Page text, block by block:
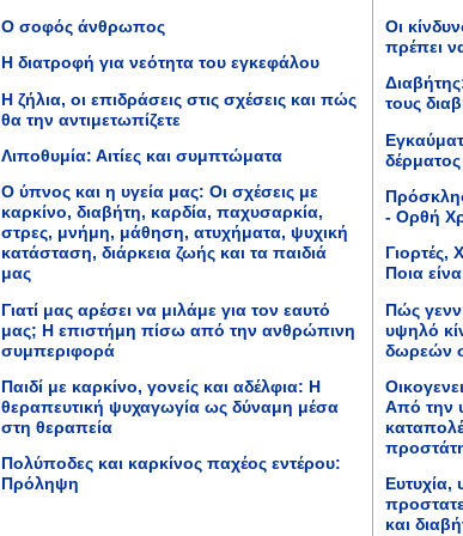
Ο σοφός άνθρωπος
Η διατροφή για νεότητα του εγκεφάλου
Η ζήλια, οι επιδράσεις στις σχέσεις και πώς
θα την αντιμετωπίζετε
Λιποθυμία: Αιτίες και συμπτώματα
Ο ύπνος και η υγεία μας: Οι σχέσεις με
καρκίνο, διαβήτη, καρδία, παχυσαρκία,
στρες, μνήμη, μάθηση, ατυχήματα, ψυχική
κατάσταση, διάρκεια ζωής και τα παιδιά
μας
Γιατί μας αρέσει να μιλάμε για τον εαυτό
μας; Η επιστήμη πίσω από την ανθρώπινη
συμπεριφορά
Παιδί με καρκίνο, γονείς και αδέλφια: Η
θεραπευτική ψυχαγωγία ως δύναμη μέσα
στη θεραπεία
Πολύποδες και καρκίνος παχέος εντέρου:
Πρόληψη
Οι
πρέπει
τους
- Ορθή
Γιορτές,
Ποια
Πώς
υψηλό
δωρεών
Από την
Ευτυχία,
και